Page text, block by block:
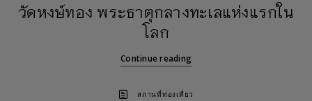
วัดหงษ์ทอง พระธาตุกลางทะเลแห่งแรกใน
โลก
Continue reading
สถานที่ท่องเที่ยว